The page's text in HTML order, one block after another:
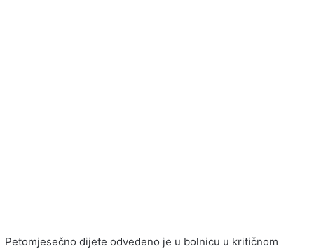
Petomjesečno dijete odvedeno je u bolnicu u kritičnom